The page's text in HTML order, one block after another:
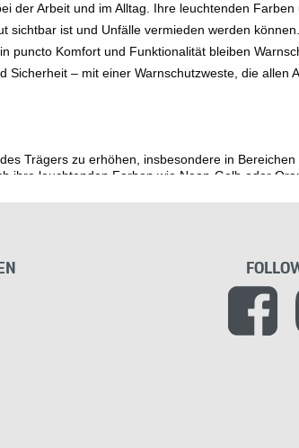
der Arbeit und im Alltag. Ihre leuchtenden Farben
sichtbar ist und Unfälle vermieden werden
puncto Komfort und Funktionalität bleiben
– mit einer Warnschutzweste, die allen
Trägers zu erhöhen, insbesondere in Bereichen
ihre leuchtenden Farben wie Neon-Gelb oder
Dies ist besonders wichtig bei
sein können.
PSA zugelassen zu werden. Die wichtigste
auf Baustellen, in der Logistik oder im
Sichtbarkeit zu erhöhen und Unfälle zu
eines Notfallsets im Auto, sind sie eine sinnvolle